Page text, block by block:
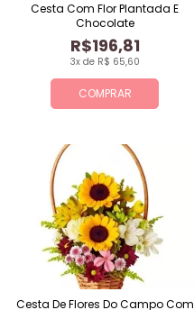
COMPRAR
3x de R$ 65,60
R$196,81
Cesta Com Flor Plantada E
Chocolate
Cesta De Flores Do Campo Com